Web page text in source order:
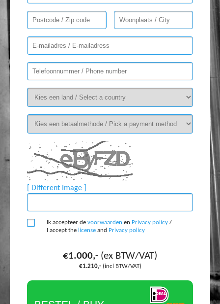
[ Different Image ]
Ik accepteer de voorwaarden en Privacy policy /
I accept the license and Privacy policy
€1.000,- (ex BTW/VAT)
€1.210,-(incl BTW/VAT)